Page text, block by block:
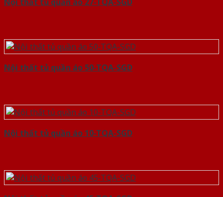
Nội thất tủ quần áo 50-TQA-SGD
Nội thất tủ quần áo 10-TQA-SGD